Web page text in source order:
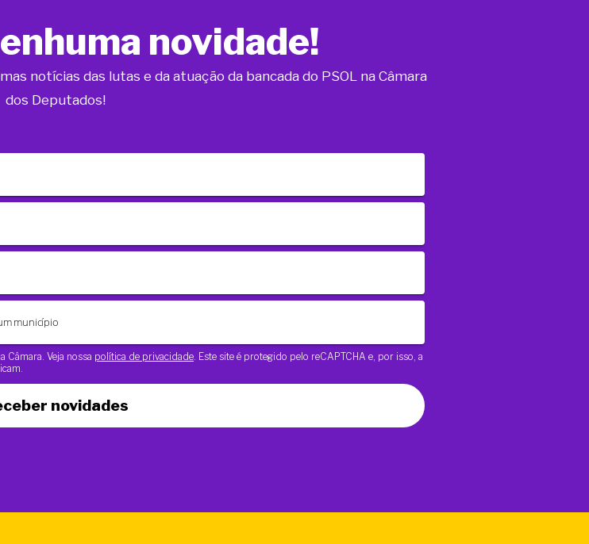
novidade!
notícias das lutas e da atuação da bancada do PSOL na Câmara
dos Deputados!
Câmara. Veja nossa política de privacidade . Este site é protegido pelo reCAPTCHA e, por isso, a
novidades